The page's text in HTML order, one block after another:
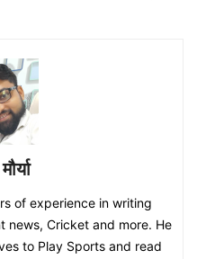
of experience in writing
news, Cricket and more. He
to Play Sports and read